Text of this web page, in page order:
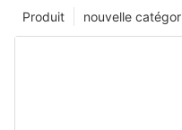
nouvelle
Produit